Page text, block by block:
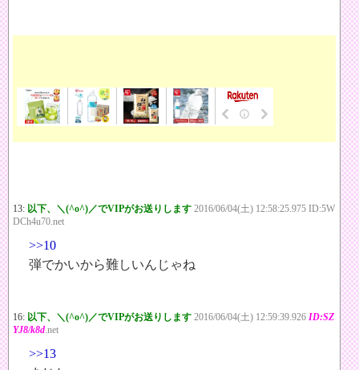
13: 以下、＼(^o^)／でVIPがお送りします 2016/06/04(土) 12:58:25.975 ID:5W
DCh4u70.net
>>10
弾でかいから難しいんじゃね
16: 以下、＼(^o^)／でVIPがお送りします 2016/06/04(土) 12:59:39.926 ID:SZ
YJ8/k8d.net
>>13